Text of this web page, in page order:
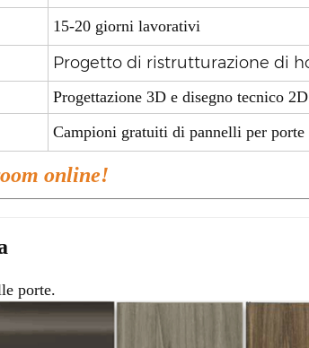
15-20 giorni lavorativi
Progetto di ristrutturazione di
Progettazione 3D e disegno tecnico 2D
Campioni gratuiti di pannelli per
online!
porte.